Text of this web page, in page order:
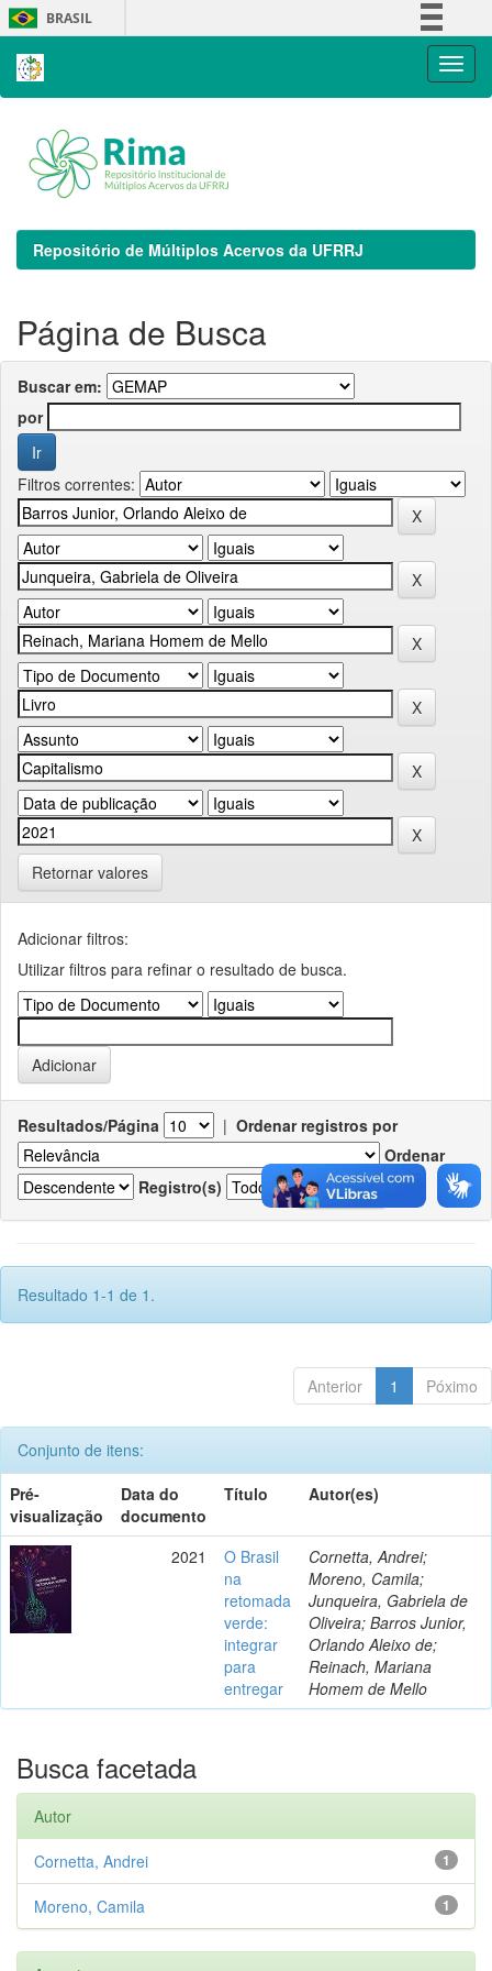
Skip
navigation
BRASIL
Repositório de Múltiplos Acervos da UFRRJ
Página de Busca
Buscar em:
por
Filtros correntes:
Retornar valores
Adicionar filtros:
Utilizar filtros para refinar o resultado de busca.
Resultados/Página | Ordenar registros por
Ordenar
Registro(s)
Resultado 1-1 de 1.
Anterior 1 Póximo
Conjunto de itens:
Pré-
visualização
Data do
documento
Título Autor(es)
2021
O Brasil
na
retomada
verde:
integrar
para
entregar
Cornetta, Andrei;
Moreno, Camila;
Junqueira, Gabriela de
Oliveira; Barros Junior,
Orlando Aleixo de;
Reinach, Mariana
Homem de Mello
Busca facetada
Autor
1
Cornetta, Andrei
1
Moreno, Camila